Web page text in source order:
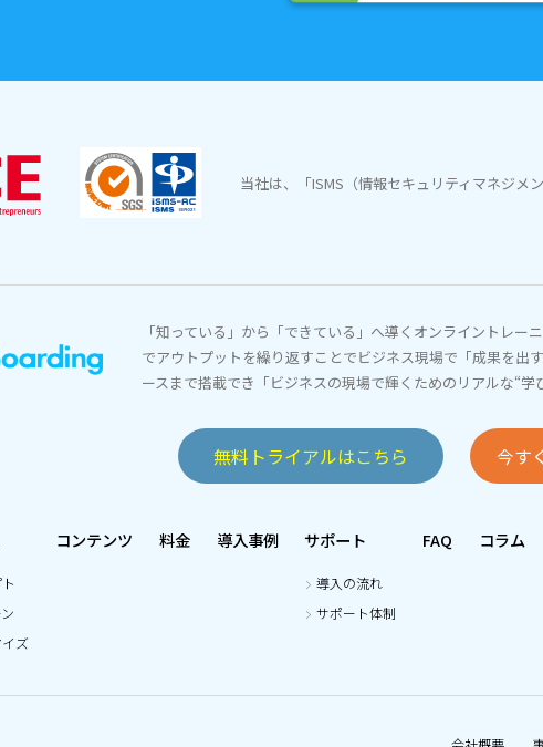
当社は、「ISMS（情報セキュリティマネジメ
「知っている」から「できている」へ導くオンライントレ
でアウトプットを繰り返すことでビジネス現場で「成果を出
ースまで搭載でき「ビジネスの現場で輝くためのリアルな“学
無料トライアルはこちら 今す
ズ
コンテンツ 料金 導入事例 サポート
導入の流れ
サポート体制
FAQ コラム